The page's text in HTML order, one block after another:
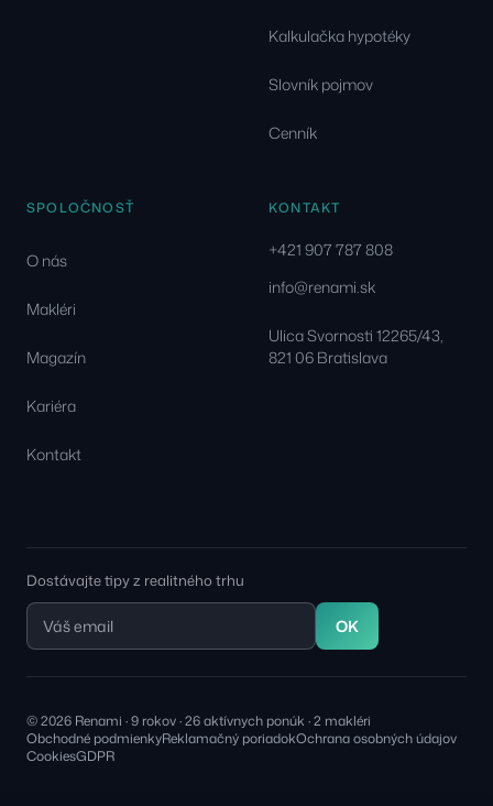
Kalkulačka hypotéky
Slovník pojmov
Cenník
SPOLOČNOSŤ
O nás
Makléri
Magazín
Kariéra
Kontakt
KONTAKT
+421 907 787 808
info@renami.sk
Ulica Svornosti 12265/43,
821 06 Bratislava
Dostávajte tipy z realitného trhu
OK
© 2026 Renami · 9 rokov · 26 aktívnych ponúk · 2 makléri
Obchodné podmienkyReklamačný poriadokOchrana osobných údajov
CookiesGDPR